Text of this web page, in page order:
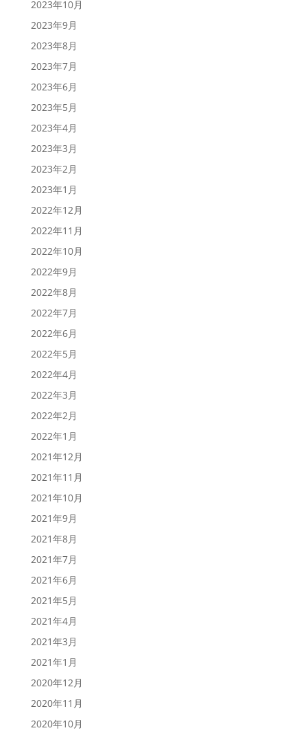
2023年10月
2023年9月
2023年8月
2023年7月
2023年6月
2023年5月
2023年4月
2023年3月
2023年2月
2023年1月
2022年12月
2022年11月
2022年10月
2022年9月
2022年8月
2022年7月
2022年6月
2022年5月
2022年4月
2022年3月
2022年2月
2022年1月
2021年12月
2021年11月
2021年10月
2021年9月
2021年8月
2021年7月
2021年6月
2021年5月
2021年4月
2021年3月
2021年1月
2020年12月
2020年11月
2020年10月